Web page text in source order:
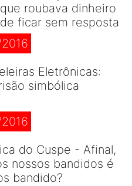
roubava dinheiro
ficar sem resposta
Eletrônicas:
simbólica
do Cuspe - Afinal,
nossos bandidos é
bandido?